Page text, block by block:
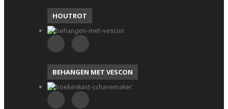
HOUTROT
BEHANGEN MET VESCON